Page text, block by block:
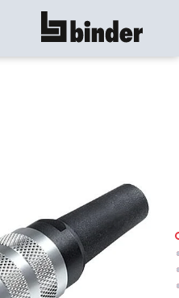
显示所有